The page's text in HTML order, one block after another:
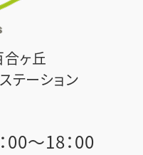
ヶ丘
テーション
00〜18：00